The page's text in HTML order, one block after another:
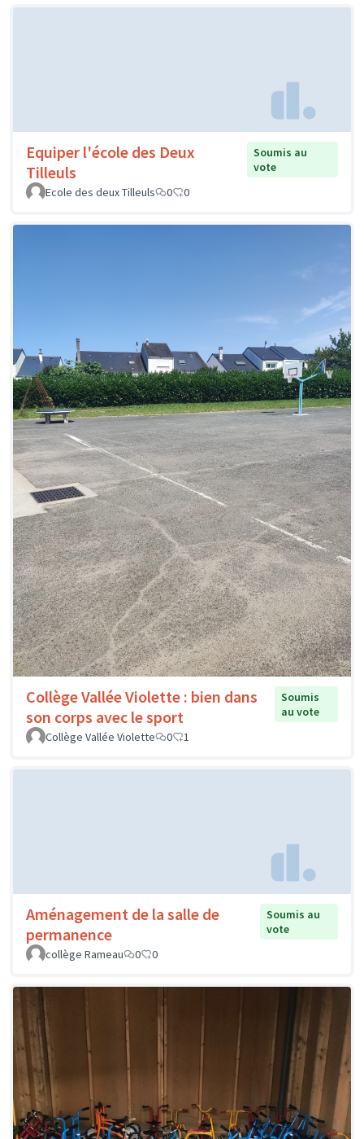
Equiper l'école des Deux
Tilleuls
Soumis au
vote
Ecole des deux Tilleuls
0 0
Collège Vallée Violette : bien dans
son corps avec le sport
Soumis
au vote
Collège Vallée Violette
0 1
Aménagement de la salle de
permanence
Soumis au
vote
collège Rameau
0 0